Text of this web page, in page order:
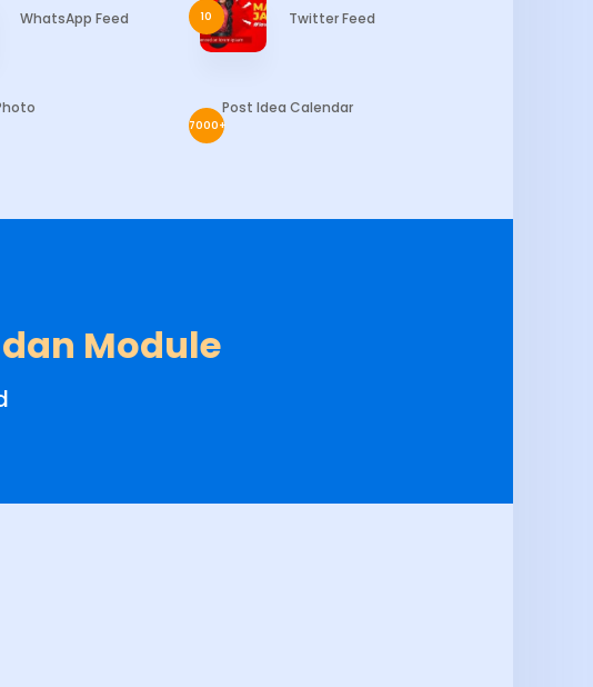
WhatsApp Feed 10 Twitter Feed
7000+
Post Idea Calendar
Module